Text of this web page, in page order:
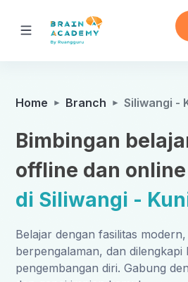
Home Branch Siliwangi -
Bimbingan
offline dan
di Siliwangi -
Belajar dengan fasilitas
berpengalaman, dan dilengkapi
pengembangan diri. Gabung